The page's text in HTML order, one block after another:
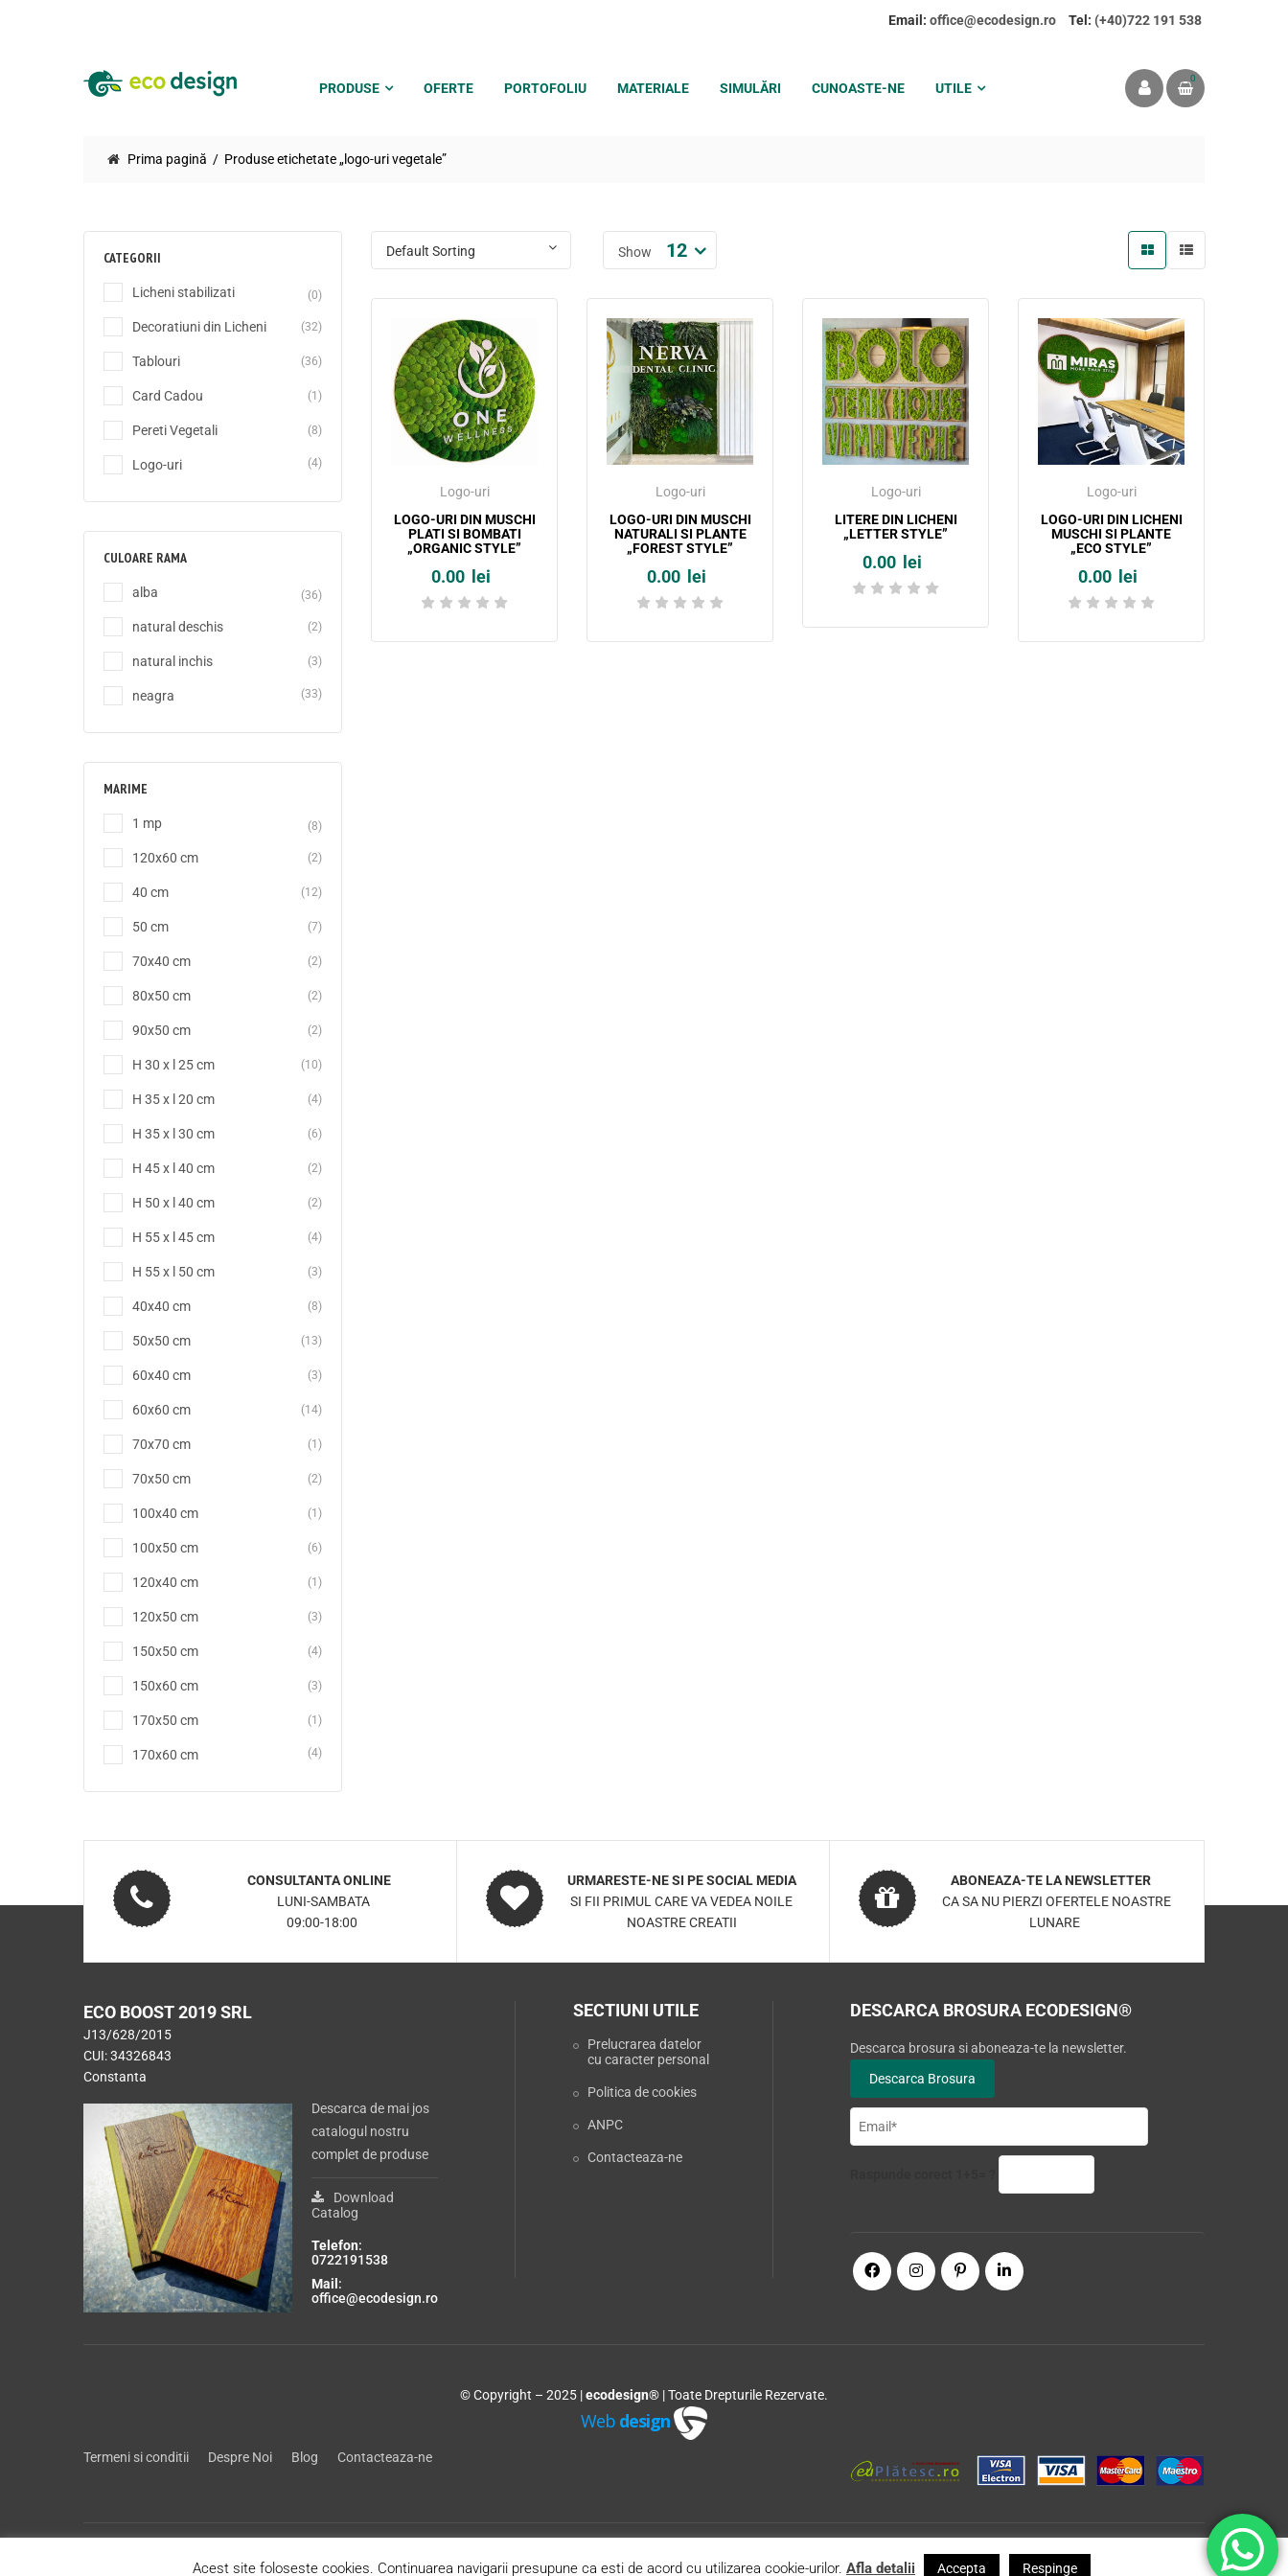
Email: office@ecodesign.ro Tel: (+40)722 191 538
PRODUSE OFERTE PORTOFOLIU MATERIALE SIMULĂRI CUNOASTE-NE UTILE
0
Prima pagină Produse etichetate „logo-uri vegetale”
CATEGORII
Licheni stabilizati (0)
Decoratiuni din Licheni (32)
Tablouri (36)
Card Cadou (1)
Pereti Vegetali (8)
Logo-uri (4)
CULOARE RAMA
alba (36)
natural deschis (2)
natural inchis (3)
neagra (33)
MARIME
1 mp (8)
120x60 cm (2)
40 cm (12)
50 cm (7)
70x40 cm (2)
80x50 cm (2)
90x50 cm (2)
H 30 x l 25 cm (10)
H 35 x l 20 cm (4)
H 35 x l 30 cm (6)
H 45 x l 40 cm (2)
H 50 x l 40 cm (2)
H 55 x l 45 cm (4)
H 55 x l 50 cm (3)
40x40 cm (8)
50x50 cm (13)
60x40 cm (3)
60x60 cm (14)
70x70 cm (1)
70x50 cm (2)
100x40 cm (1)
100x50 cm (6)
120x40 cm (1)
120x50 cm (3)
150x50 cm (4)
150x60 cm (3)
170x50 cm (1)
170x60 cm (4)
Show 12
Logo-uri
LOGO-URI DIN MUSCHI
PLATI SI BOMBATI
„ORGANIC STYLE”
0.00 lei
Logo-uri
LOGO-URI DIN MUSCHI
NATURALI SI PLANTE
„FOREST STYLE”
0.00 lei
Logo-uri
LITERE DIN LICHENI
„LETTER STYLE”
0.00 lei
Logo-uri
LOGO-URI DIN LICHENI
MUSCHI SI PLANTE
„ECO STYLE”
0.00 lei
CONSULTANTA ONLINE
LUNI-SAMBATA
09:00-18:00
URMARESTE-NE SI PE SOCIAL MEDIA
SI FII PRIMUL CARE VA VEDEA NOILE
NOASTRE CREATII
ABONEAZA-TE LA NEWSLETTER
CA SA NU PIERZI OFERTELE NOASTRE
LUNARE
ECO BOOST 2019 SRL
J13/628/2015
CUI: 34326843
Constanta
Descarca de mai jos
catalogul nostru
complet de produse
Download
Catalog
Telefon:
0722191538
Mail :
office@ecodesign.ro
SECTIUNI UTILE
Prelucrarea datelor
cu caracter personal
Politica de cookies
ANPC
Contacteaza-ne
DESCARCA BROSURA ECODESIGN®
Descarca brosura si aboneaza-te la newsletter.
© Copyright – 2025 |ecodesign® | Toate Drepturile Rezervate.
Web design
Termeni si conditii Despre Noi Blog Contacteaza-ne
Acest site foloseste cookies. Continuarea navigarii presupune ca esti de acord cu utilizarea cookie-urilor. Afla detalii Accepta Respinge